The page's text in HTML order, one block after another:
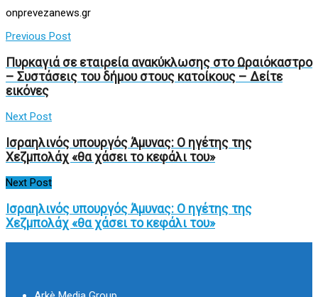
onprevezanews.gr
Previous Post
Πυρκαγιά σε εταιρεία ανακύκλωσης στο Ωραιόκαστρο
– Συστάσεις του δήμου στους κατοίκους – Δείτε
εικόνες
Next Post
Ισραηλινός υπουργός Άμυνας: Ο ηγέτης της
Χεζμπολάχ «θα χάσει το κεφάλι του»
Next Post
Ισραηλινός υπουργός Άμυνας: Ο ηγέτης της
Χεζμπολάχ «θα χάσει το κεφάλι του»